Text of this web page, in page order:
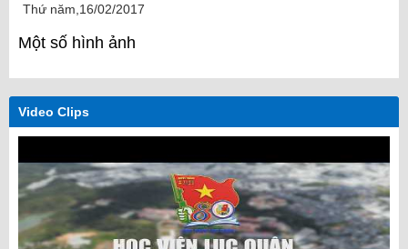
Thứ năm,16/02/2017
Một số hình ảnh
Video Clips